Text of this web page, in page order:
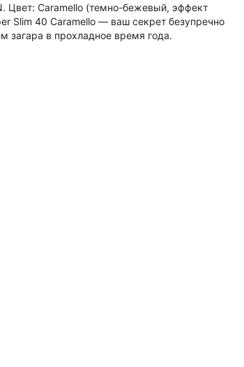
Цвет: Caramello (темно-бежевый, эффект
Slim 40 Caramello — ваш секрет безупречно
загара в прохладное время года.